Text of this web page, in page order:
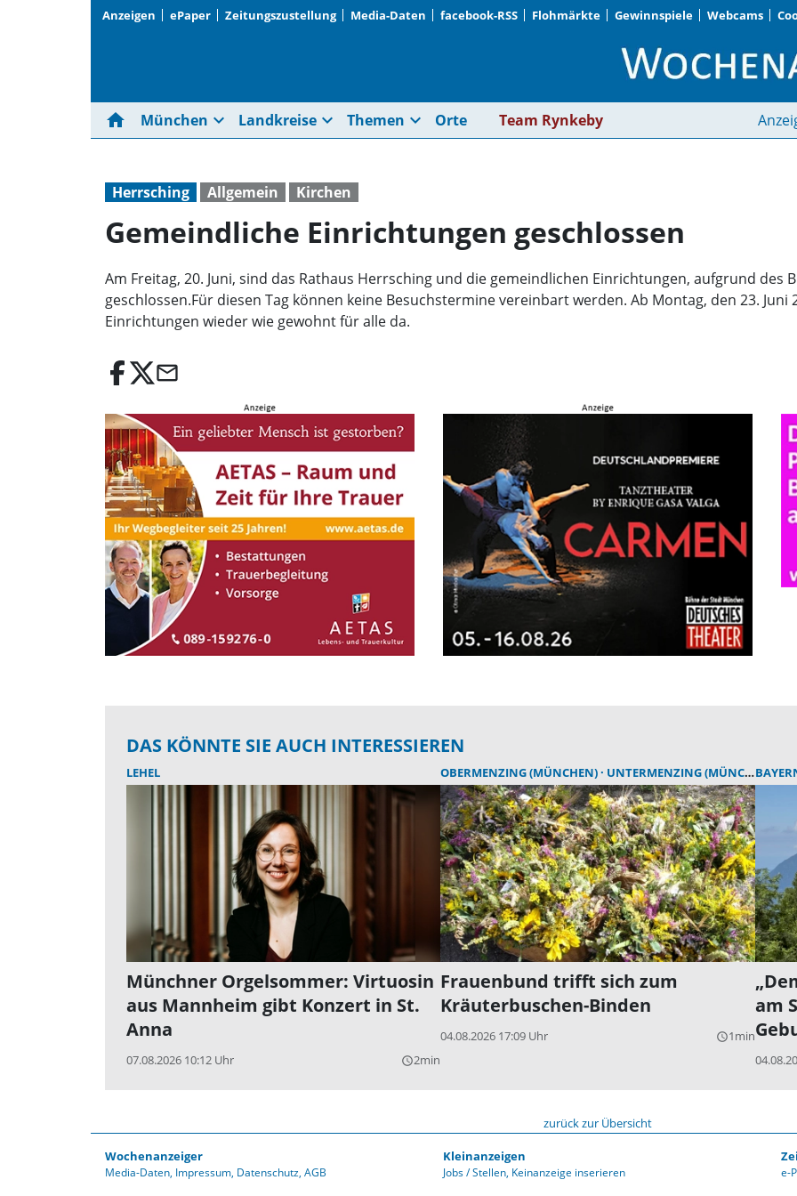
Anzeigen ePaper Zeitungszustellung Media-Daten facebook-RSS Flohmärkte Gewinnspiele Webcams
Gemeindliche
home München expand_more Landkreise expand_more Themen expand_more Orte Team Rynkeby
Herrsching Allgemein Kirchen
Gemeindliche Einrichtungen geschlossen
Am Freitag, 20. Juni, sind das Rathaus Herrsching und die gemeindlichen Einrichtungen, aufgrund des
geschlossen.Für diesen Tag können keine Besuchstermine vereinbart werden. Ab Montag, den 23.
Einrichtungen wieder wie gewohnt für alle da.
email
DAS KÖNNTE SIE AUCH INTERESSIEREN
LEHEL
Münchner Orgelsommer: Virtuosin
aus Mannheim gibt Konzert in St.
Anna
07.08.2026 10:12 Uhr query_builder2min
OBERMENZING (MÜNCHEN) UNTERMENZING (MÜNCHEN)
Frauenbund trifft sich zum
Kräuterbuschen-Binden
04.08.2026 17:09 Uhr query_builder1min
am
zurück zur Übersicht
Wochenanzeiger
Media-Daten Impressum Datenschutz AGB
Kleinanzeigen
Jobs / Stellen Keinanzeige inserieren e-